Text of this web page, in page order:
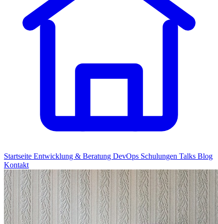
Startseite Entwicklung & Beratung DevOps Schulungen Talks Blog
Kontakt